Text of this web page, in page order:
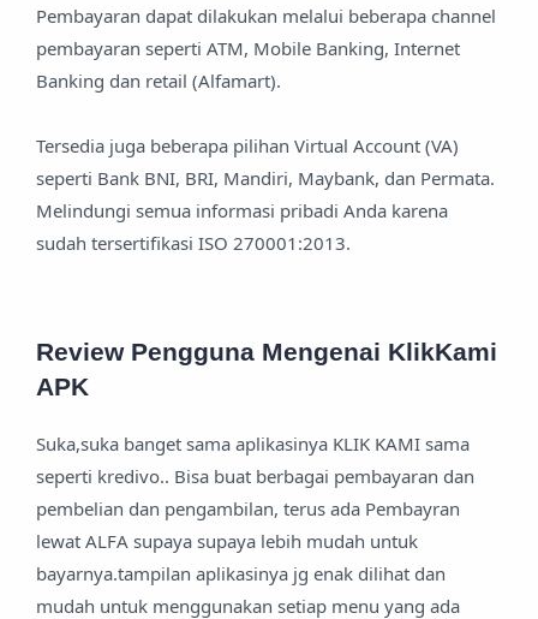
Pembayaran dapat dilakukan melalui beberapa channel
pembayaran seperti ATM, Mobile Banking, Internet
Banking dan retail (Alfamart).
Tersedia juga beberapa pilihan Virtual Account (VA)
seperti Bank BNI, BRI, Mandiri, Maybank, dan Permata.
Melindungi semua informasi pribadi Anda karena
sudah tersertifikasi ISO 270001:2013.
Review Pengguna Mengenai KlikKami
APK
Suka,suka banget sama aplikasinya KLIK KAMI sama
seperti kredivo.. Bisa buat berbagai pembayaran dan
pembelian dan pengambilan, terus ada Pembayran
lewat ALFA supaya supaya lebih mudah untuk
bayarnya.tampilan aplikasinya jg enak dilihat dan
mudah untuk menggunakan setiap menu yang ada